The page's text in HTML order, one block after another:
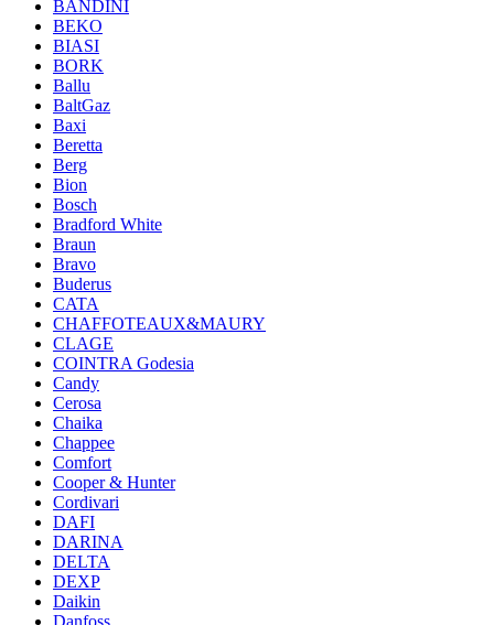
BANDINI
BEKO
BIASI
BORK
Ballu
BaltGaz
Baxi
Beretta
Berg
Bion
Bosch
Bradford White
Braun
Bravo
Buderus
CATA
CHAFFOTEAUX&MAURY
CLAGE
COINTRA Godesia
Candy
Cerosa
Chaika
Chappee
Comfort
Cooper & Hunter
Cordivari
DAFI
DARINA
DELTA
DEXP
Daikin
Danfoss